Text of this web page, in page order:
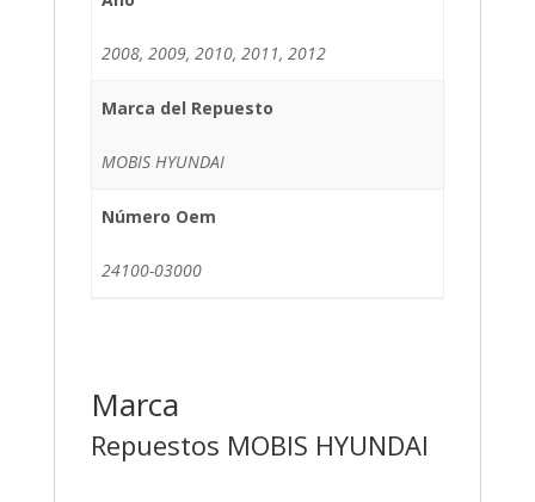
2008, 2009, 2010, 2011, 2012
Marca del Repuesto
MOBIS HYUNDAI
Número Oem
24100-03000
Marca
Repuestos MOBIS HYUNDAI